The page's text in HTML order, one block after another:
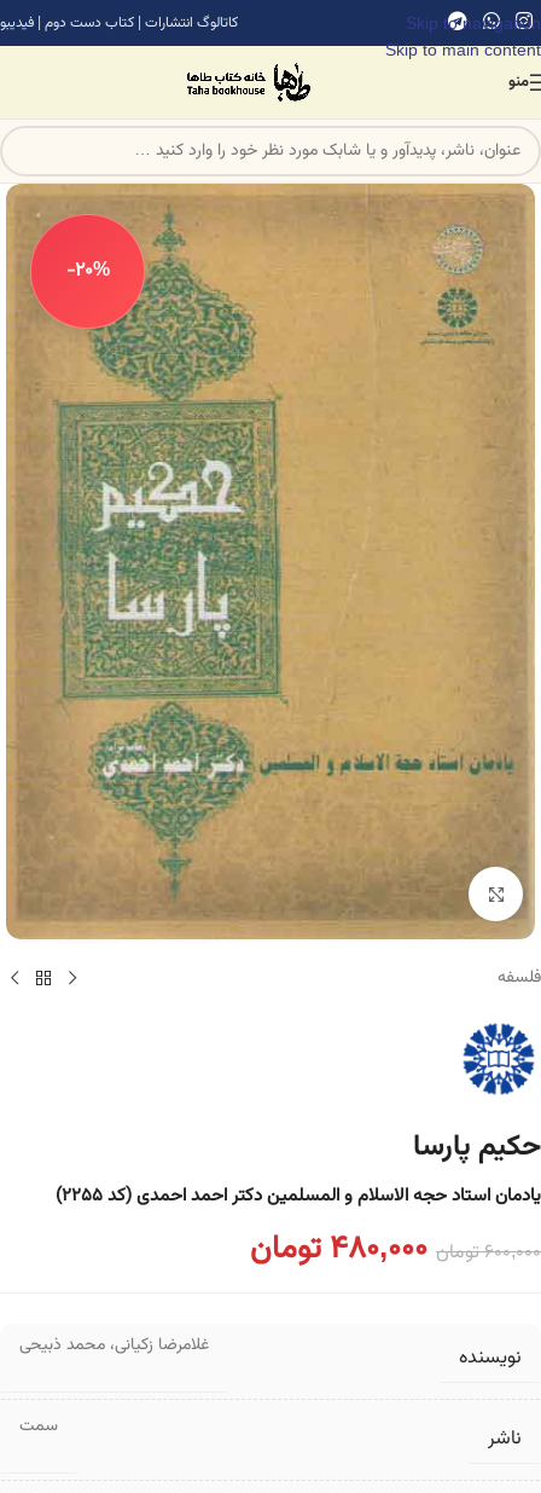
Skip to navigation
Skip to main content
کاتالوگ انتشارات | کتاب دست دوم | فیدیبو
منو
-20%
برای بزرگنمایی کلیک کنید
فلسفه
حکیم پارسا
یادمان استاد حجه الاسلام و المسلمین دکتر احمد احمدی (کد ۲۲۵۵)
600,000تومان 480,000تومان
نویسنده غلامرضا زکیانی، محمد ذبیحی
ناشر سمت